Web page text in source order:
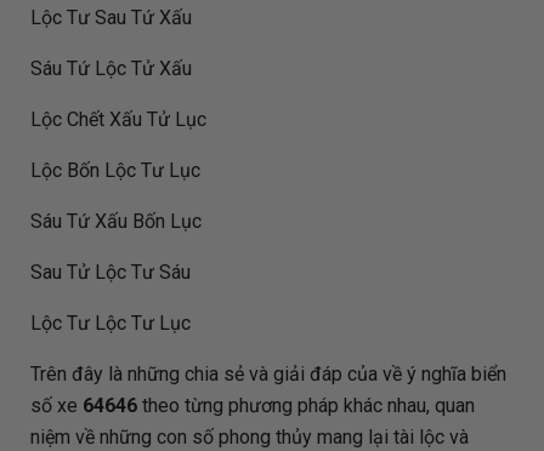
Lộc Tư Sau Tứ Xấu
Sáu Tứ Lộc Tử Xấu
Lộc Chết Xấu Tử Lục
Lộc Bốn Lộc Tư Lục
Sáu Tứ Xấu Bốn Lục
Sau Tử Lộc Tư Sáu
Lộc Tư Lộc Tư Lục
Trên đây là những chia sẻ và giải đáp của về ý nghĩa biển
số xe 64646theo từng phương pháp khác nhau, quan
niệm về những con số phong thủy mang lại tài lộc và